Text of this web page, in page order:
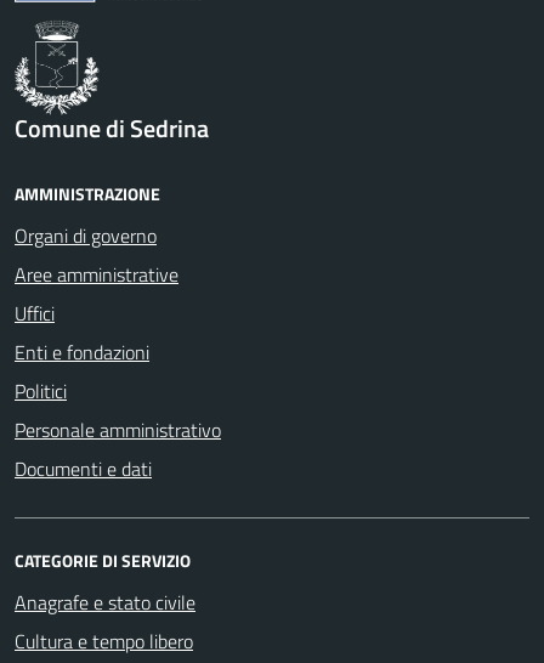
Comune di Sedrina
AMMINISTRAZIONE
Organi di governo
Aree amministrative
Uffici
Enti e fondazioni
Politici
Personale amministrativo
Documenti e dati
CATEGORIE DI SERVIZIO
Anagrafe e stato civile
Cultura e tempo libero